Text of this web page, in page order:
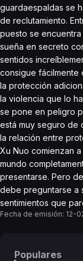
guardaespaldas se
de reclutamiento.
puesto se
sueña en secreto
sentidos
consigue fácilmente
la protección
la violencia que lo
se pone en peligro
está muy seguro de
la relación entre
Xu Nuo comienzan
mundo
presentarse. Pero
debe preguntarse a
sentimientos que
Fecha de emisión: 12-
Populares